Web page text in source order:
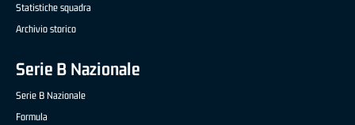
Statistiche squadra
Archivio storico
Serie B Nazionale
Serie B Nazionale
Formula